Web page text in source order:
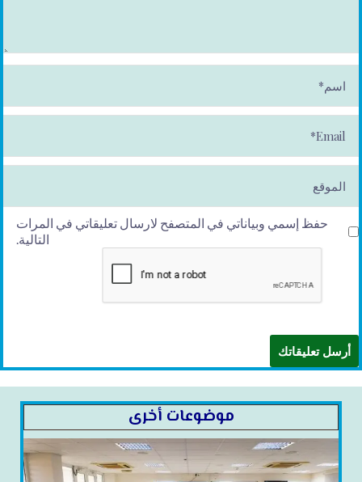
م
ai
حفظ إسمي وبياناتي في المتصفح لارسال تعليقاتي في المرات
التالية.
موضوعات أخرى